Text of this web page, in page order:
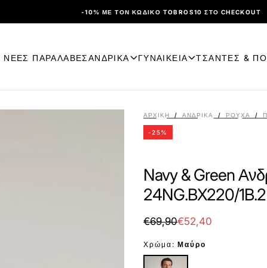
-10% ΜΕ ΤΟΝ ΚΩΔΙΚΌ TOBROS10 ΣΤΟ CHECKOUT
ΝΕΕΣ ΠΑΡΑΛΑΒΕΣΑΝΔΡΙΚΑ ΓΥΝΑΙΚΕΙΑ ΤΣΑΝΤΕΣ &
ΑΡΧΙΚΉ / ΑΝΔΡΙΚΑ / ΡΟΎΧΑ /
-25%
Navy & Green
24NG.BX220/
€52,40
Τιμή
€69,90Τιμή
έκπτωση
€52,40
Χρώμα: Μαύρο